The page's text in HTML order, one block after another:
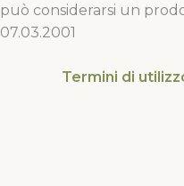
può considerarsi un
07.03.2001
Termini di